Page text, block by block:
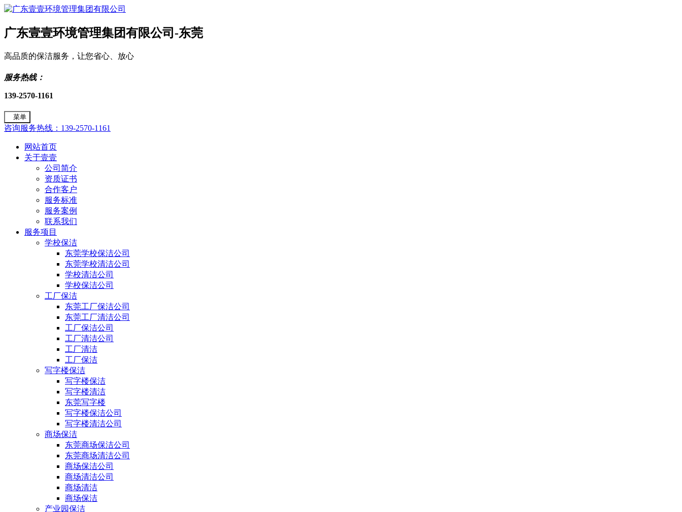
广东壹壹环境管理集团有限公司-东莞
高品质的保洁服务，让您省心、放心
服务热线：
139-2570-1161
菜单
咨询服务热线：139-2570-1161
网站首页
关于壹壹
公司简介
资质证书
合作客户
服务标准
服务案例
联系我们
服务项目
学校保洁
东莞学校保洁公司
东莞学校清洁公司
学校清洁公司
学校保洁公司
工厂保洁
东莞工厂保洁公司
东莞工厂清洁公司
工厂保洁公司
工厂清洁公司
工厂清洁
工厂保洁
写字楼保洁
写字楼保洁
写字楼清洁
东莞写字楼
写字楼保洁公司
写字楼清洁公司
商场保洁
东莞商场保洁公司
东莞商场清洁公司
商场保洁公司
商场清洁公司
商场清洁
商场保洁
产业园保洁